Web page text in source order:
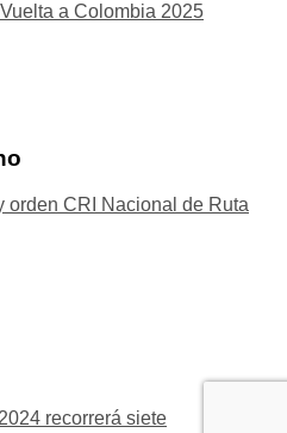
a Colombia 2025
orden CRI Nacional de Ruta
recorrerá siete